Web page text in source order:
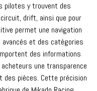
pilotes y trouvent des
drift, ainsi que pour
permet une navigation
et des catégories
des informations
une transparence
pièces. Cette précision